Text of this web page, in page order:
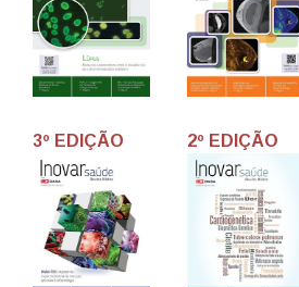
3º EDIÇÃO 2º EDIÇÃO